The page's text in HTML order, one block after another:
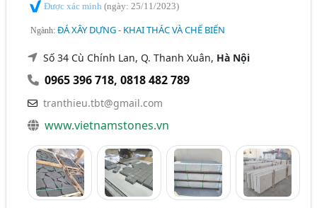
Được xác minh(ngày: 25/11/2023)
Ngành:ĐÁ XÂY DỰNG - KHAI THÁC VÀ CHẾ BIẾN
Số 34 Cù Chính Lan, Q. Thanh Xuân, Hà Nội
0965 396 718,0818 482 789
tranthieu.tbt@gmail.com
www.vietnamstones.vn